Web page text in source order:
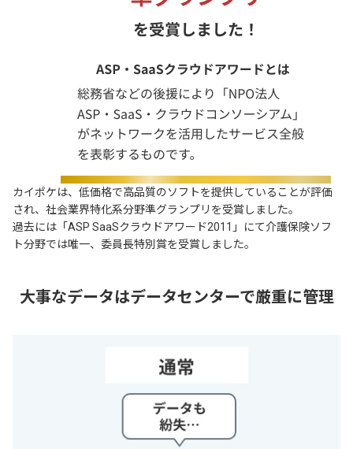
カイポケは、低価格で高品質のソフトを提供していることが評価
され、社会業界特化系分野準グランプリを受賞しました。
過去には「ASP SaaSクラウドアワード2011」にて介護保険ソフ
ト分野では唯一、委員長特別賞を受賞しました。
大事なデータはデータセンターで厳重に管理